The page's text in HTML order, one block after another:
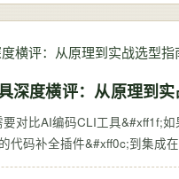
深度横评：从原理到
对比AI编码CLI工具&#xff1f;
代码补全插件&#xff0c;到集